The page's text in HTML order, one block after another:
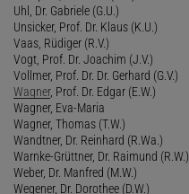
Uhl, Dr. Gabriele (G.U.)
Unsicker, Prof. Dr. Klaus (K.U.)
Vaas, Rüdiger (R.V.)
Vogt, Prof. Dr. Joachim (J.V.)
Vollmer, Prof. Dr. Dr. Gerhard (G.V.)
Wagner, Prof. Dr. Edgar (E.W.)
Wagner, Eva-Maria
Wagner, Thomas (T.W.)
Wandtner, Dr. Reinhard (R.Wa.)
Warnke-Grüttner, Dr. Raimund (R.W.)
Weber, Dr. Manfred (M.W.)
Wegener, Dr. Dorothee (D.W.)